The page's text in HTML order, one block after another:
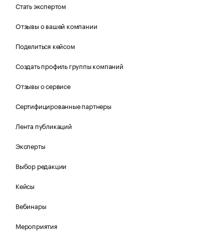
Стать экспертом
Отзывы о вашей компании
Поделиться кейсом
Создать профиль группы компаний
Отзывы о сервисе
Сертифицированные партнеры
Лента публикаций
Эксперты
Выбор редакции
Кейсы
Вебинары
Мероприятия